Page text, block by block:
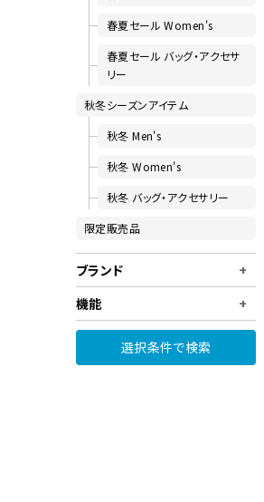
春夏セール Women's
春夏セール バッグ・アクセサ
リー
秋冬シーズンアイテム
秋冬 Men's
秋冬 Women's
秋冬 バッグ・アクセサリー
限定販売品
ブランド
+
機能
+
選択条件で検索